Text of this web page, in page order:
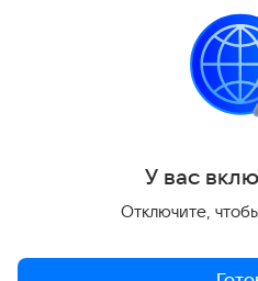
Ниньо может изменить
У вас
Отключите,